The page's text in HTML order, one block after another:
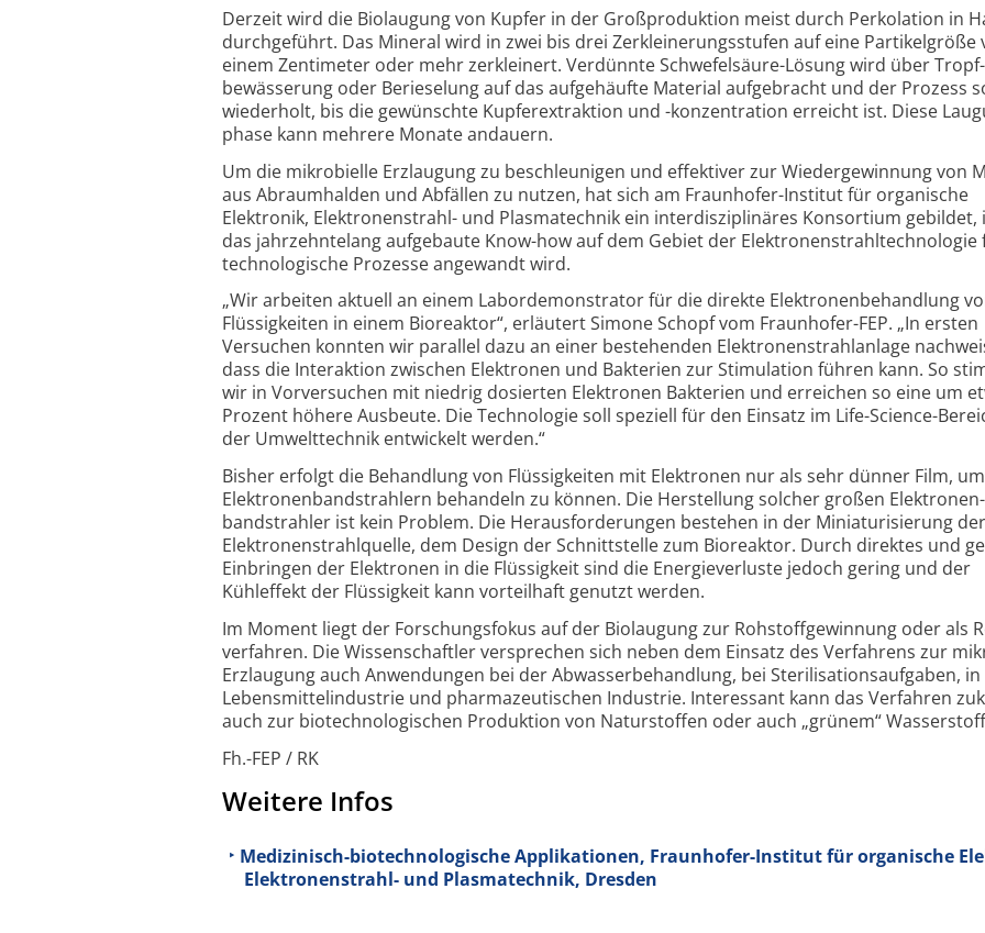
Derzeit wird die Biolaugung von Kupfer in der Groß­produktion meist durch Perkolation in
durch­geführt. Das Mineral wird in zwei bis drei Zerkleinerungs­stufen auf eine Partikel­größe
einem Zentimeter oder mehr zerkleinert. Verdünnte Schwefelsäure-Lösung wird über Tropf­
bewässerung oder Berieselung auf das aufgehäufte Material aufgebracht und der Prozess
wiederholt, bis die gewünschte Kupfer­extraktion und -konzentration erreicht ist. Diese
phase kann mehrere Monate andauern.
Um die mikrobielle Erzlaugung zu beschleunigen und effektiver zur Wieder­ge­winnung von
aus Abraum­halden und Abfällen zu nutzen, hat sich am Fraunhofer-Institut für organische
Elektronik, Elektronen­strahl- und Plasma­technik ein inter­diszi­plinäres Konsortium gebildet,
das jahr­zehnte­lang aufgebaute Know-how auf dem Gebiet der
techno­logische Prozesse angewandt wird.
„Wir arbeiten aktuell an einem Labor­demonstrator für die direkte Elektronen­behandlung
Flüssig­keiten in einem Bioreaktor“, erläutert Simone Schopf vom Fraunhofer-FEP. „In ersten
Versuchen konnten wir parallel dazu an einer bestehenden Elektronen­strahl­anlage
dass die Interaktion zwischen Elektronen und Bakterien zur Stimulation führen kann. So
wir in Vorversuchen mit niedrig dosierten Elektronen Bakterien und erreichen so eine um
Prozent höhere Ausbeute. Die Technologie soll speziell für den Einsatz im Life-Science-
der Umwelt­technik entwickelt werden.“
Bisher erfolgt die Behandlung von Flüssig­keiten mit Elektronen nur als sehr dünner Film,
Elektronen­band­strahlern behandeln zu können. Die Herstellung solcher großen Elektronen­
bandstrahler ist kein Problem. Die Heraus­forderungen bestehen in der Miniatu­ri­sierung der
Elektronen­strahl­quelle, dem Design der Schnitt­stelle zum Bioreaktor. Durch direktes und
Einbringen der Elektronen in die Flüssigkeit sind die Energie­verluste jedoch gering und der
Kühleffekt der Flüssigkeit kann vorteilhaft genutzt werden.
Im Moment liegt der Forschungs­fokus auf der Biolaugung zur Rohstoff­gewinnung oder als
verfahren. Die Wissen­schaftler versprechen sich neben dem Einsatz des Verfahrens zur
Erzlaugung auch Anwendungen bei der Abwasser­behandlung, bei Sterili­sations­aufgaben,
Lebens­mittel­industrie und pharma­zeutischen Industrie. Interessant kann das Verfahren
auch zur bio­techno­logischen Produktion von Natur­stoffen oder auch „grünem“
Fh.-FEP / RK
Weitere Infos
Medizinisch-biotechnologische Applikationen, Fraunhofer-Institut für organische
Elektronenstrahl- und Plasmatechnik, Dresden